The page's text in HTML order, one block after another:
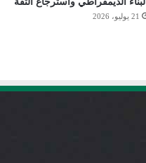
21 يوليو، 2026